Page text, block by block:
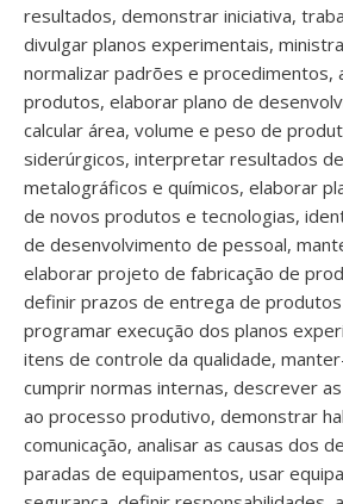
resultados, demonstrar iniciativa,
divulgar planos experimentais,
normalizar padrões e procedimentos,
produtos, elaborar plano de
calcular área, volume e peso de
siderúrgicos, interpretar resultados
metalográficos e químicos, elaborar
de novos produtos e tecnologias,
de desenvolvimento de pessoal,
elaborar projeto de fabricação de
definir prazos de entrega de
programar execução dos planos
itens de controle da qualidade,
cumprir normas internas, descrever
ao processo produtivo, demonstrar
comunicação, analisar as causas dos
paradas de equipamentos, usar